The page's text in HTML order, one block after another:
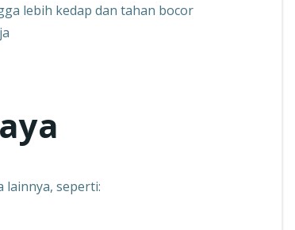
lebih kedap dan tahan bocor
lainnya, seperti: